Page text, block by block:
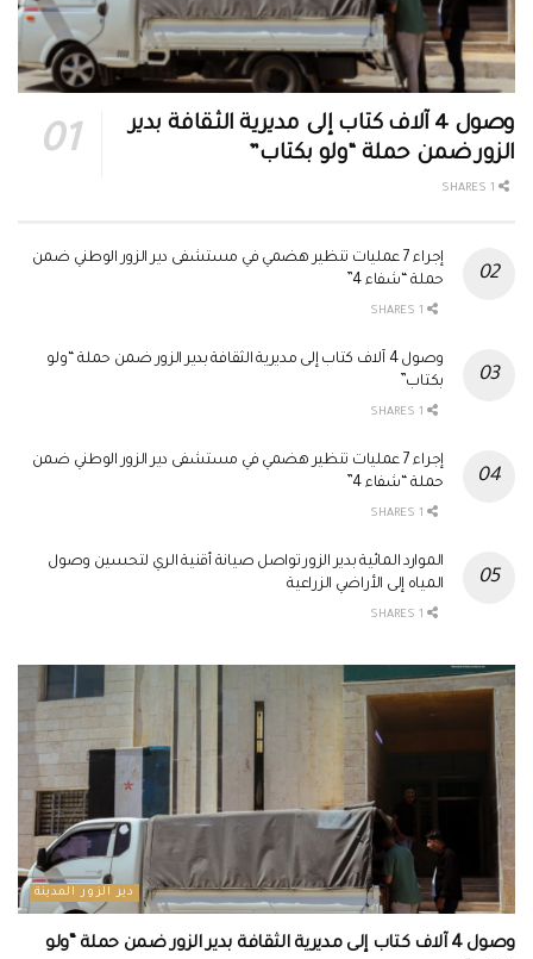
وصول 4 آلاف كتاب إلى مديرية الثقافة بدير
الزور ضمن حملة “ولو بكتاب”
إجراء 7 عمليات تنظير هضمي في مستشفى دير الزور الوطني ضمن
حملة “شفاء 4”
وصول 4 آلاف كتاب إلى مديرية الثقافة بدير الزور ضمن حملة “ولو
بكتاب”
إجراء 7 عمليات تنظير هضمي في مستشفى دير الزور الوطني ضمن
حملة “شفاء 4”
الموارد المائية بدير الزور تواصل صيانة أقنية الري لتحسين وصول
المياه إلى الأراضي الزراعية
دير الزور المدينة
وصول 4 آلاف كتاب إلى مديرية الثقافة بدير الزور ضمن حملة “ولو